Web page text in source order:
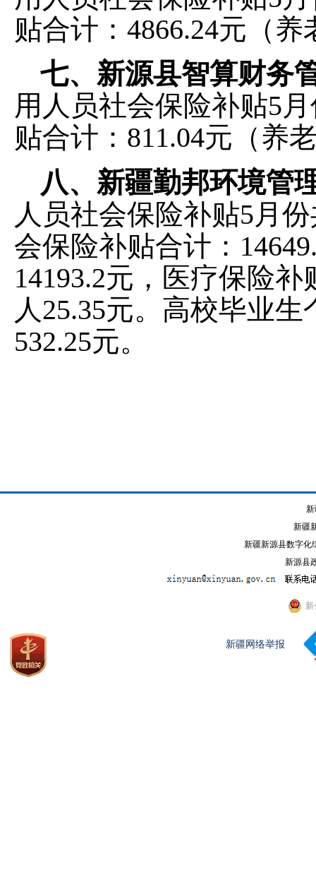
贴合计：4866.24元（
七、新源县智算财务
用人员社会保险补贴5
贴合计：811.04元（养
八、新疆勤邦环境管
人员社会保险补贴5月
会保险补贴合计：
14193.2元， 医疗保险补
人25.35元。 高校毕业生
532.25元。
新疆
新疆新源县数字化
新源县
新
新疆网络举报